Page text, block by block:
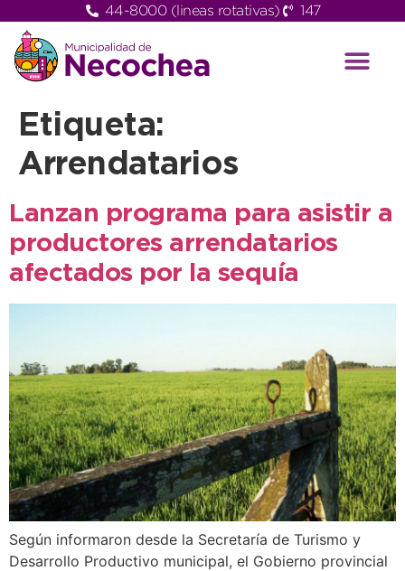
44-8000 (lineas rotativas) 147
Etiqueta:
Arrendatarios
Lanzan programa para asistir a
productores arrendatarios
afectados por la sequía
Según informaron desde la Secretaría de Turismo y
Desarrollo Productivo municipal, el Gobierno provincial